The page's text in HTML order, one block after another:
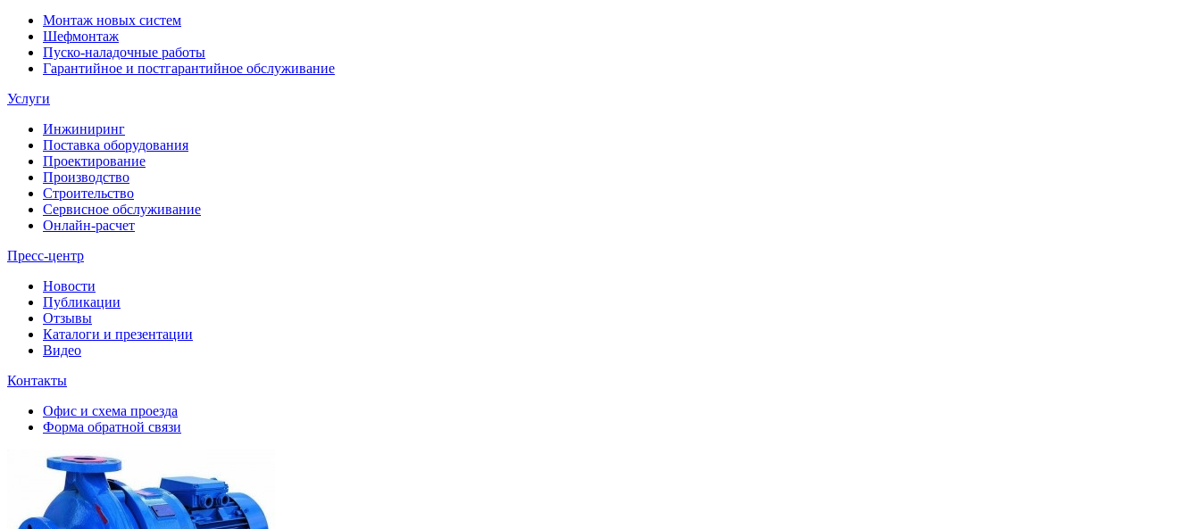
Монтаж новых систем
Шефмонтаж
Пуско-наладочные работы
Гарантийное и постгарантийное обслуживание
Услуги
Инжиниринг
Поставка оборудования
Проектирование
Производство
Строительство
Сервисное обслуживание
Онлайн-расчет
Пресс-центр
Новости
Публикации
Отзывы
Каталоги и презентации
Видео
Контакты
Офис и схема проезда
Форма обратной связи